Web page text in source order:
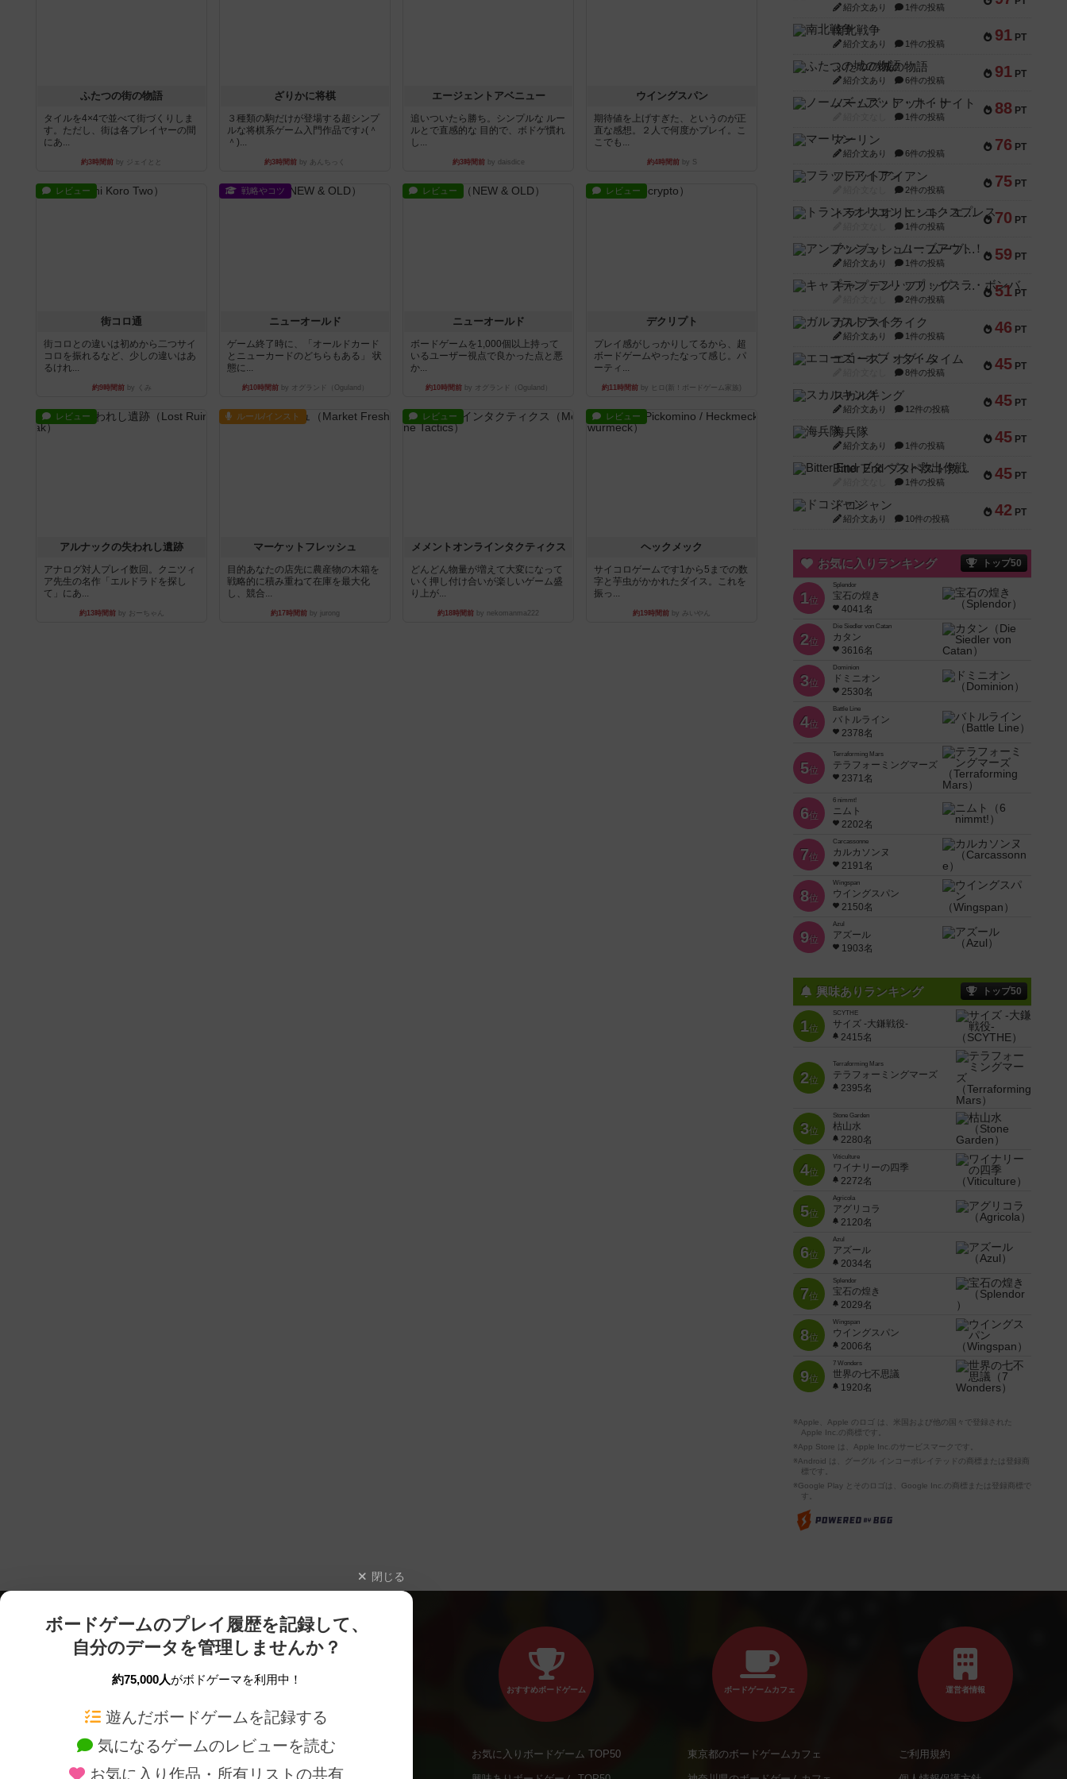
ふたつの街の物語
タイルを4×4で並べて街づくりしま
す。ただし、街は各プレイヤーの間
にあ...
約3時間前 by ジェイとと
ざりかに将棋
３種類の駒だけが登場する超シンプ
ルな将棋系ゲーム入門作品です♪(＾
＾)...
約3時間前 by あんちっく
エージェントアベニュー
追いついたら勝ち。シンプルな ルー
ルとで直感的な 目的で、ボドゲ慣れ
し...
約3時間前by daisdice
ウイングスパン
期待値を上げすぎた、というのが正
直な感想。２人で何度かプレイ。こ
こでも...
約4時間前by S
レビュー
街コロ通
街コロとの違いは初めから二つサイ
コロを振れるなど、少しの違いはあ
るけれ...
約9時間前by くみ
戦略やコツ
ニューオールド
ゲーム終了時に、「オールドカード
とニューカードのどちらもある」 状
態に...
約10時間前by オグランド（Oguland）
レビュー
ニューオールド
ボードゲームを1,000個以上持って
いるユーザー視点で良かった点と悪
か...
約10時間前by オグランド（Oguland）
レビュー
デクリプト
プレイ感がしっかりしてるから、超
ボードゲームやったなって感じ。パ
ーティ...
約11時間前 by ヒロ(新！ボードゲーム家族)
レビュー
アルナックの失われし遺跡
アナログ対人プレイ数回。クニツィ
ア先生の名作「エルドラドを探し
て」にあ...
約13時間前by おーちゃん
ルール/インスト
マーケットフレッシュ
目的あなたの店先に農産物の木箱を
戦略的に積み重ねて在庫を最大化
し、競合...
約17時間前by jurong
レビュー
メメントオンラインタクティクス
どんどん物量が増えて大変になって
いく押し付け合いが楽しいゲーム盛
り上が...
約18時間前 by nekomanma222
レビュー
ヘックメック
サイコロゲームです1から5までの数
字と芋虫がかかれたダイス。これを
振っ...
約19時間前 by みいやん
紹介文あり 1件の投稿
91 PT
南北戦争
紹介文あり 1件の投稿
91 PT
ふたつの城の物語
紹介文あり 6件の投稿
88 PT
ノームズ・アット・ナイト
1件の投稿
76 PT
マーリン
紹介文あり 6件の投稿
75 PT
フラットアイアン
2件の投稿
70 PT
トランスオリエント・エクスプレス
1件の投稿
59 PT
アンブッシュ！：ムーブアウト！
紹介文あり 1件の投稿
51 PT
キャプテン・フリップ：イスラ・ボンバ
2件の投稿
46 PT
ガルフストライク
紹介文あり 1件の投稿
45 PT
エコーズ・オブ・タイム
8件の投稿
45 PT
スカルキング
紹介文あり 12件の投稿
45 PT
海兵隊
紹介文あり 1件の投稿
45 PT
Bitter End ブタペスト救出作戦
1件の投稿
42 PT
ドコジャン
紹介文あり 10件の投稿
お気に入りランキング トップ50
1位
Splendor
宝石の煌き
4041名
2位
Die Siedler von Catan
カタン
3616名
3位
Dominion
ドミニオン
2530名
4位
Battle Line
バトルライン
2378名
5位
Terraforming Mars
テラフォーミングマーズ
2371名
6位
6 nimmt!
ニムト
2202名
7位
Carcassonne
カルカソンヌ
2191名
8位
Wingspan
ウイングスパン
2150名
9位
Azul
アズール
1903名
興味ありランキング トップ50
1位
SCYTHE
サイズ -大鎌戦役-
2415名
2位
Terraforming Mars
テラフォーミングマーズ
2395名
3位
Stone Garden
枯山水
2280名
4位
Viticulture
ワイナリーの四季
2272名
5位
Agricola
アグリコラ
2120名
6位
Azul
アズール
2034名
7位
Splendor
宝石の煌き
2029名
8位
Wingspan
ウイングスパン
2006名
9位
7 Wonders
世界の七不思議
1920名
※Apple、Apple のロゴ は、米国および他の国々で登録された
Apple Inc.の商標です。
※App Store は、Apple Inc.のサービスマークです。
※Android は、グーグル インコーポレイテッドの商標または登録商
標です。
※Google Play とそのロゴは、Google Inc.の商標または登録商標で
す。
閉じる
ボードゲームのプレイ履歴を記録して、
自分のデータを管理しませんか？
約75,000人がボドゲーマを利用中！
遊んだボードゲームを記録する
気になるゲームのレビューを読む
お気に入り作品・所有リストの共有
ボードゲームを検索する 新作・再入荷情報
おすすめボードゲーム
お気に入りボードゲーム TOP50
ボードゲームカフェ
東京都のボードゲームカフェ
運営者情報
ご利用規約